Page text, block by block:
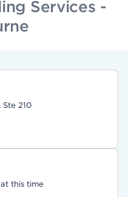
Services -
Ste 210
this time